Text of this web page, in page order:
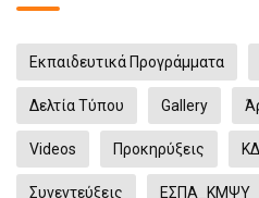
Εκπαιδευτικά Προγράμματα
Δελτία Τύπου Gallery
Videos Προκηρύξεις
Συνεντεύξεις ΕΣΠΑ_ΚΜΨΥ